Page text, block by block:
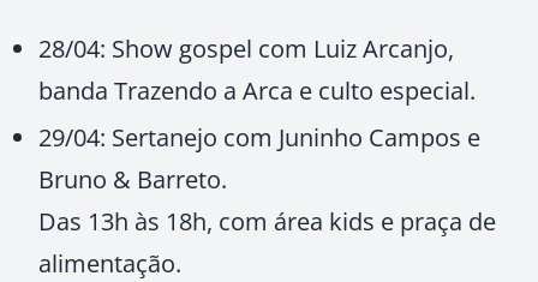
28/04: Show gospel com Luiz Arcanjo,
banda Trazendo a Arca e culto especial.
29/04: Sertanejo com Juninho Campos e
Bruno & Barreto.
Das 13h às 18h, com área kids e praça de
alimentação.